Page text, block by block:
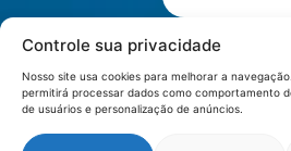
Controle sua privacidade
Nosso site usa cookies para melhorar a
permitirá processar dados como comportamento
de usuários e personalização de anúncios.
Li e aceito os
Privacidade